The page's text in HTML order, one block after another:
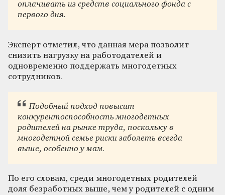
оплачивать из средств социального фонда с
первого дня.
Эксперт отметил, что данная мера позволит
снизить нагрузку на работодателей и
одновременно поддержать многодетных
сотрудников.
Подобный подход повысит
конкурентоспособность многодетных
родителей на рынке труда, поскольку в
многодетной семье риски заболеть всегда
выше, особенно у мам.
По его словам, среди многодетных родителей
доля безработных выше, чем у родителей с одним